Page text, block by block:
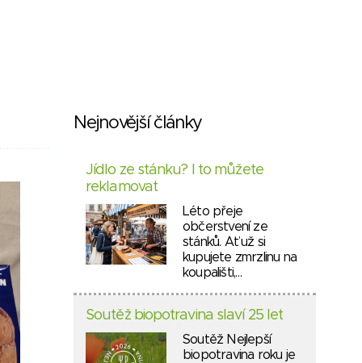
Nejnovější články
Jídlo ze stánku? I to můžete
reklamovat
Léto přeje
občerstvení ze
stánků. Ať už si
kupujete zmrzlinu na
koupališti,…
Soutěž biopotravina slaví 25 let
Soutěž Nejlepší
biopotravina roku je